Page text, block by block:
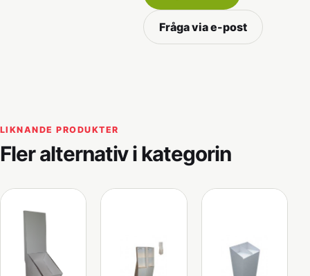
Fråga via e-post
LIKNANDE PRODUKTER
Fler alternativ i kategorin